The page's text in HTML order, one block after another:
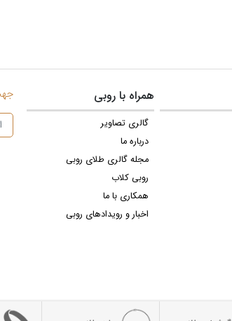
همراه با روبی
گالری تصاویر
درباره ما
مجله گالری طلای روبی
روبی کلاب
همکاری با ما
اخبار و رویدادهای روبی